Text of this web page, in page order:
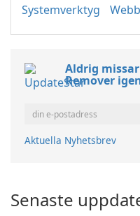
Systemverktyg
Aldrig
Remover
Aktuella Nyhetsbrev
Senaste